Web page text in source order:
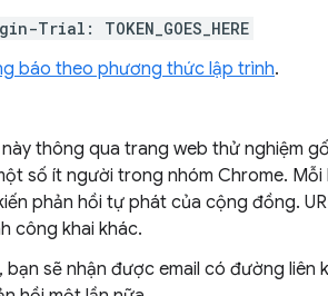
Trial: TOKEN_GOES_HERE
báo theo phương thức lập trình.
thông qua trang web thử nghiệm
số ít người trong nhóm Chrome.
phản hồi tự phát của cộng đồng.
công khai khác.
sẽ nhận được email có đường liên